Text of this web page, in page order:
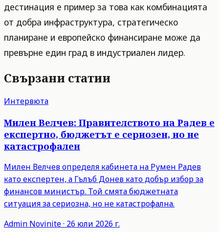
дестинация е пример за това как комбинацията
от добра инфраструктура, стратегическо
планиране и европейско финансиране може да
превърне един град в индустриален лидер.
Свързани статии
Интервюта
Милен Велчев: Правителството на Радев е
експертно, бюджетът е сериозен, но не
катастрофален
Милен Велчев определя кабинета на Румен Радев
като експертен, а Гълъб Донев като добър избор за
финансов министър. Той смята бюджетната
ситуация за сериозна, но не катастрофална.
Admin Novinite· 26 юли 2026 г.